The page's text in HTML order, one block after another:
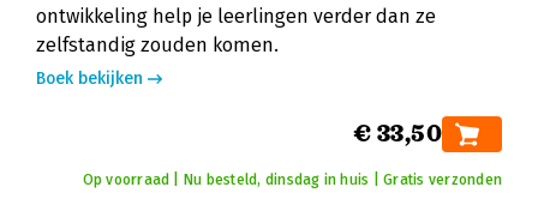
ontwikkeling help je leerlingen verder dan ze
zelfstandig zouden komen.
Boek bekijken
€ 33,50
Op voorraad | Nu besteld, dinsdag in huis | Gratis verzonden